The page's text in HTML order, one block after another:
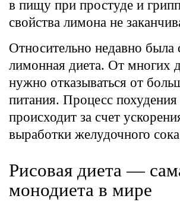
в пищу при простуде и
свойства лимона не
Относительно недавно была
лимонная диета. От многих
нужно отказываться от
питания. Процесс
происходит за счет
выработки желудочного
Рисовая диета —
монодиета в мире